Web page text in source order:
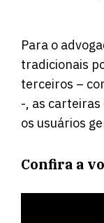
Para o
tradicionais
terceiros –
-, as
os usuários
Confira a